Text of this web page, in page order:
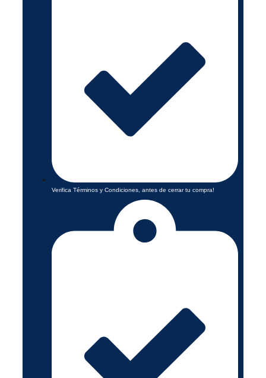
Verifica Términos y Condiciones, antes de cerrar tu compra!